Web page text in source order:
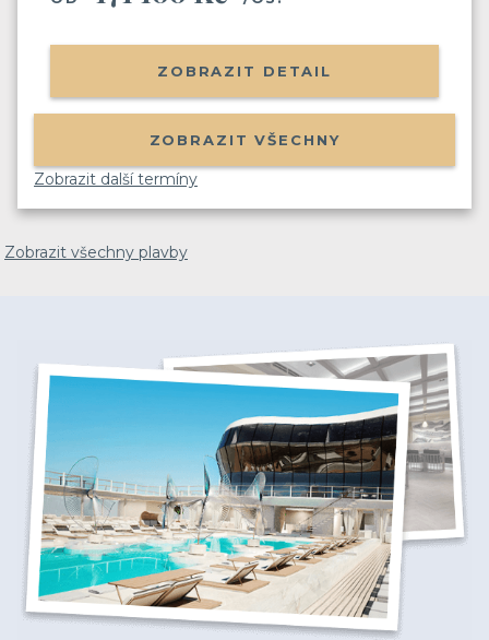
ZOBRAZIT DETAIL
ZOBRAZIT VŠECHNY
Zobrazit další termíny
Zobrazit všechny plavby
Zanechte nám svůj email.
Zůstaneme v kontaktu a získáte:
Balíček videí, kde Vás seznámíme s cestováním
(nalodění, jak je to s jídlem, pitím,
zábavou apod.)
Informace o Skupinových plavbách
Pozvánky na klubové akce Cruise Club
Možnost soutěžit o plavby zdarma